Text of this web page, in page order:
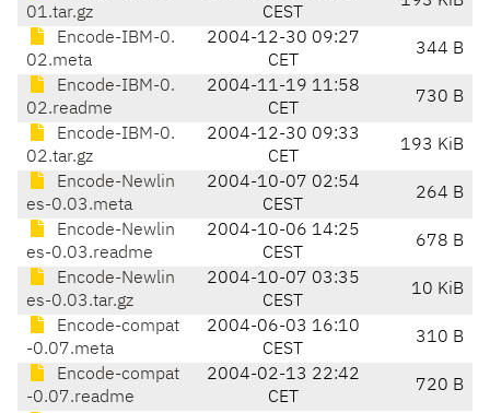
01.tar.gz
CEST
Encode-IBM-0.
02.meta
2004-12-30 09:27
CET
344 B
Encode-IBM-0.
02.readme
2004-11-19 11:58
CET
730 B
Encode-IBM-0.
02.tar.gz
2004-12-30 09:33
CET
193 KiB
Encode-Newlin
es-0.03.meta
2004-10-07 02:54
CEST
264 B
Encode-Newlin
es-0.03.readme
2004-10-06 14:25
CEST
678 B
Encode-Newlin
es-0.03.tar.gz
2004-10-07 03:35
CEST
10 KiB
Encode-compat
-0.07.meta
2004-06-03 16:10
CEST
310 B
Encode-compat
-0.07.readme
2004-02-13 22:42
CET
720 B